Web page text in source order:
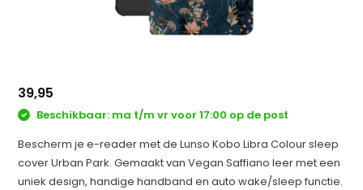
39,95
Beschikbaar: ma t/m vr voor 17:00 op de post
Bescherm je e-reader met de Lunso Kobo Libra Colour sleep
cover Urban Park. Gemaakt van Vegan Saffiano leer met een
uniek design, handige handband en auto wake/sleep functie.